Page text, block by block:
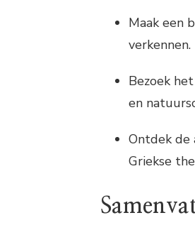
Maak een
verkennen.
Bezoek
en
Ontdek de
Griekse